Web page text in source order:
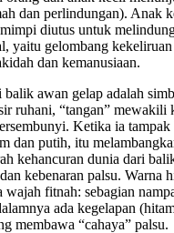
dan perlindungan). Anak
diutus untuk
yaitu gelombang
dan kemanusiaan.
balik awan gelap adalah
ruhani, “tangan” mewakili
Ketika ia tampak
dan putih, itu
kehancuran dunia dari
kebenaran palsu. Warna
wajah fitnah: sebagian
ada kegelapan
membawa “cahaya” palsu.